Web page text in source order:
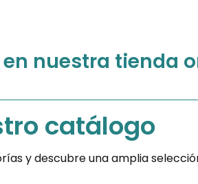
nuestra tienda
catálogo
y descubre una amplia